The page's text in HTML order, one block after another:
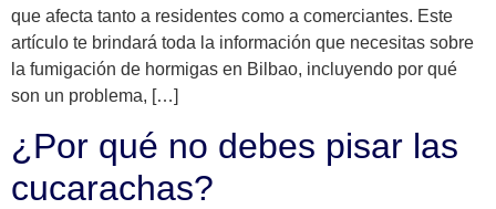
que afecta tanto a residentes como a comerciantes. Este
artículo te brindará toda la información que necesitas sobre
la fumigación de hormigas en Bilbao, incluyendo por qué
son un problema, […]
¿Por qué no debes pisar las
cucarachas?